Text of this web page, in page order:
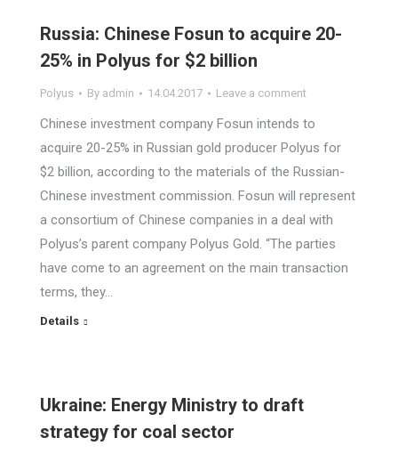
Russia: Chinese Fosun to acquire 20-
25% in Polyus for $2 billion
Polyus By admin 14.04.2017 Leave a comment
Chinese investment company Fosun intends to
acquire 20-25% in Russian gold producer Polyus for
$2 billion, according to the materials of the Russian-
Chinese investment commission. Fosun will represent
a consortium of Chinese companies in a deal with
Polyus’s parent company Polyus Gold. “The parties
have come to an agreement on the main transaction
terms, they…
Details
Ukraine: Energy Ministry to draft
strategy for coal sector